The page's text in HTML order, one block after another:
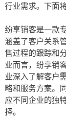
行业需求。下面
纷享销客是一款
涵盖了客户关系
售过程的跟踪和
业而言，纷享销
业深入了解客户
略和服务方案。
应不同企业的独
择。